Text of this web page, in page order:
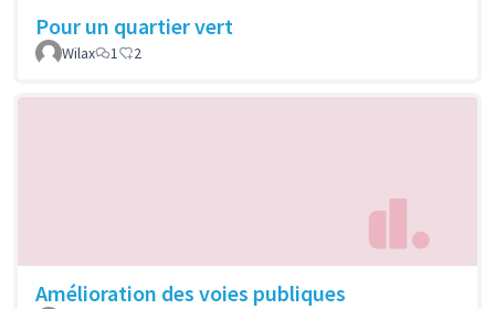
Pour un quartier vert
Wilax 1 2
Amélioration des voies publiques